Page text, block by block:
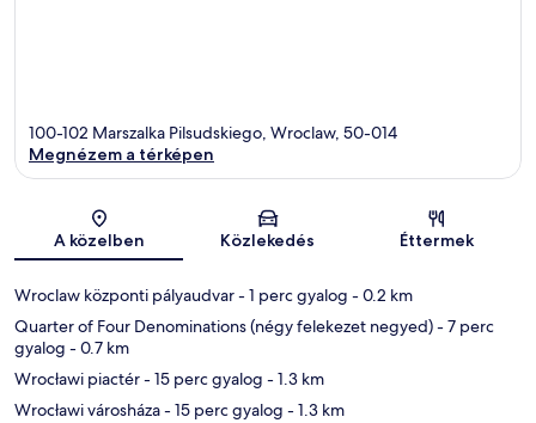
Térkép
100-102 Marszalka Pilsudskiego, Wroclaw, 50-014
Megnézem a térképen
A közelben Közlekedés Éttermek
Wroclaw központi pályaudvar- 1 perc gyalog - 0.2 km
Quarter of Four Denominations (négy felekezet negyed)- 7 perc
gyalog - 0.7 km
Wrocławi piactér- 15 perc gyalog - 1.3 km
Wrocławi városháza- 15 perc gyalog - 1.3 km